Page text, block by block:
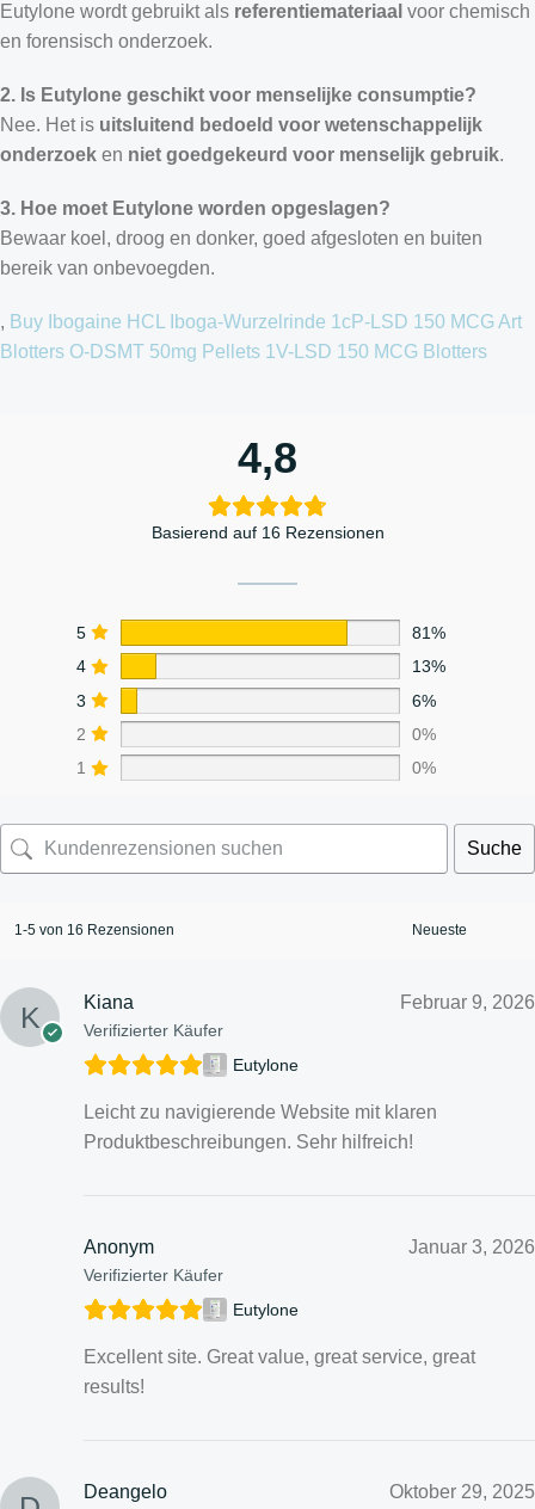
Eutylone wordt gebruikt als referentiemateriaal voor chemisch
en forensisch onderzoek.
2. Is Eutylone geschikt voor menselijke consumptie?
Nee. Het is uitsluitend bedoeld voor wetenschappelijk
onderzoek en niet goedgekeurd voor menselijk gebruik.
3. Hoe moet Eutylone worden opgeslagen?
Bewaar koel, droog en donker, goed afgesloten en buiten
bereik van onbevoegden.
, Buy Ibogaine HCL Iboga-Wurzelrinde 1cP-LSD 150 MCG Art
Blotters O-DSMT 50mg Pellets 1V-LSD 150 MCG Blotters
4,8
Basierend auf 16 Rezensionen
5
81%
4
13%
3
6%
2
0%
1
0%
Suche
1-5 von 16 Rezensionen
Kiana
Verifizierter Käufer
Februar 9, 2026
Eutylone
Leicht zu navigierende Website mit klaren
Produktbeschreibungen. Sehr hilfreich!
Anonym
Verifizierter Käufer
Januar 3, 2026
Eutylone
Excellent site. Great value, great service, great
results!
Deangelo Oktober 29, 2025